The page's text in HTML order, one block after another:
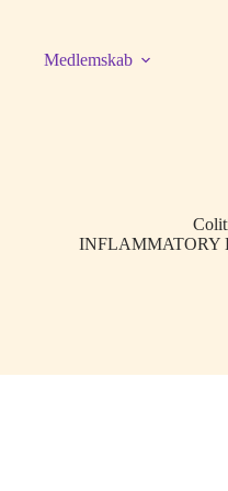
Medlemskab
INFLAMMATORY